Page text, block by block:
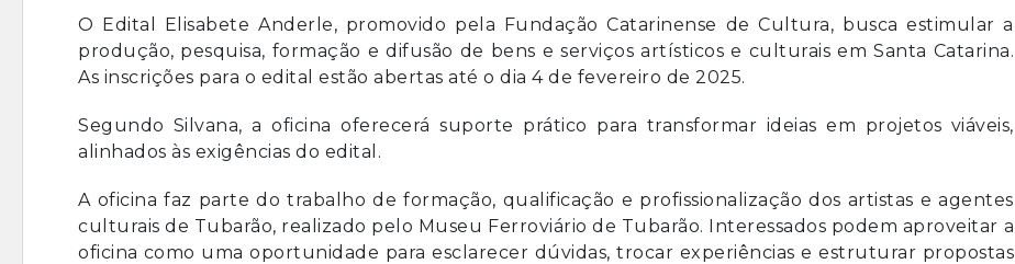
O Edital Elisabete Anderle, promovido pela Fundação Catarinense de Cultura, busca estimular a
produção, pesquisa, formação e difusão de bens e serviços artísticos e culturais em Santa Catarina.
As inscrições para o edital estão abertas até o dia 4 de fevereiro de 2025.
Segundo Silvana, a oficina oferecerá suporte prático para transformar ideias em projetos viáveis,
alinhados às exigências do edital.
A oficina faz parte do trabalho de formação, qualificação e profissionalização dos artistas e agentes
culturais de Tubarão, realizado pelo Museu Ferroviário de Tubarão. Interessados podem aproveitar a
oficina como uma oportunidade para esclarecer dúvidas, trocar experiências e estruturar propostas